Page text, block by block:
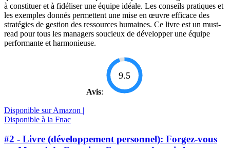
à constituer et à fidéliser une équipe idéale. Les conseils pratiques et
les exemples donnés permettent une mise en œuvre efficace des
stratégies de gestion des ressources humaines. Ce livre est un must-
read pour tous les managers soucieux de développer une équipe
performante et harmonieuse.
Avis:
9.5
Disponible sur Amazon |
Disponible à la Fnac
#2 - Livre (développement personnel): Forgez-vous